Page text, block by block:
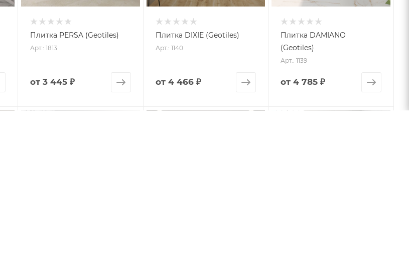
Плитка PERSA (Geotiles)
Арт.: 1813
от 3 445 ₽
Плитка DIXIE (Geotiles)
Арт.: 1140
от 4 466 ₽
Плитка DAMIANO
(Geotiles)
Арт.: 1139
от4 785 ₽